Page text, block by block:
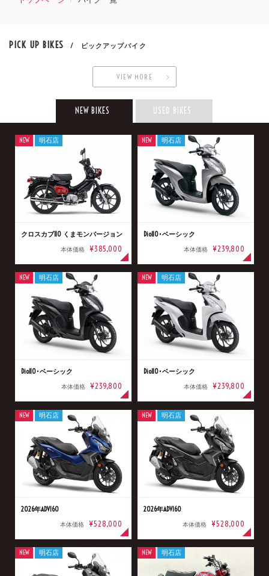
PICK UP BIKES / ピックアップバイク
VIEW MORE
NEW BIKES USED BIKES
クロスカブ110 くまモンバージョン
本体価格 ¥385,000
NEW 明石店
Dio110･ベーシック
本体価格 ¥239,800
NEW 明石店
Dio110･ベーシック
本体価格 ¥239,800
NEW 明石店
Dio110･ベーシック
本体価格 ¥239,800
NEW 明石店
2026年ADV160
本体価格 ¥528,000
NEW 明石店
2026年ADV160
本体価格 ¥528,000
NEW 明石店
NEW 明石店 NEW 明石店